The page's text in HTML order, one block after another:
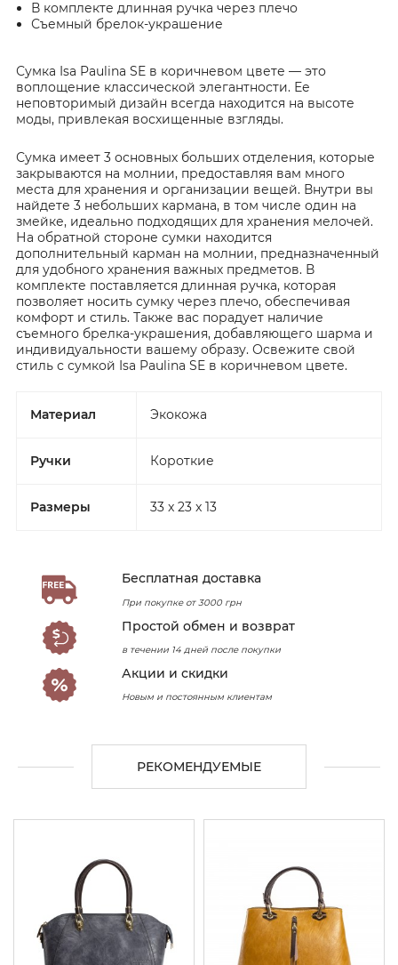
В комплекте длинная ручка через плечо
Съемный брелок-украшение
Сумка Isa Paulina SE в коричневом цвете — это
воплощение классической элегантности. Ее
неповторимый дизайн всегда находится на высоте
моды, привлекая восхищенные взгляды.
Сумка имеет 3 основных больших отделения, которые
закрываются на молнии, предоставляя вам много
места для хранения и организации вещей. Внутри вы
найдете 3 небольших кармана, в том числе один на
змейке, идеально подходящих для хранения мелочей.
На обратной стороне сумки находится
дополнительный карман на молнии, предназначенный
для удобного хранения важных предметов. В
комплекте поставляется длинная ручка, которая
позволяет носить сумку через плечо, обеспечивая
комфорт и стиль. Также вас порадует наличие
съемного брелка-украшения, добавляющего шарма и
индивидуальности вашему образу. Освежите свой
стиль с сумкой Isa Paulina SE в коричневом цвете.
Материал Экокожа
Ручки Короткие
Размеры 33 x 23 x 13
Бесплатная доставка
При покупке от 3000 грн
Простой обмен и возврат
в течении 14 дней после покупки
Акции и скидки
Новым и постоянным клиентам
РЕКОМЕНДУЕМЫЕ